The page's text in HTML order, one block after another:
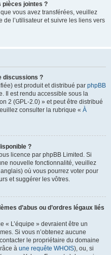
pièces jointes ?
vous avez transférées, veuillez
l’utilisateur et suivre les liens vers
discussions ?
est produit et distribué par phpBB
Il est rendu accessible sous la
2 (GPL-2.0) » et peut être distribué
consulter la rubrique « À
?
licence par phpBB Limited. Si
nouvelle fonctionnalité, veuillez
où vous pourrez voter pour
et suggérer les vôtres.
d’abus ou d’ordres légaux liés
« L’équipe » devraient être un
Si vous n’obtenez aucune
le propriétaire du domaine
à une requête WHOIS), ou, si